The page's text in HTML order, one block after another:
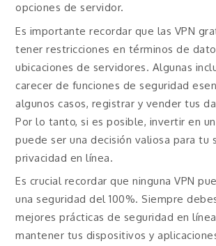
opciones de servidor.
Es importante recordar que las VPN
tener restricciones en términos de
ubicaciones de servidores. Algunas
carecer de funciones de seguridad
algunos casos, registrar y vender tus
Por lo tanto, si es posible, invertir en
puede ser una decisión valiosa para tu
privacidad en línea.
Es crucial recordar que ninguna VPN
una seguridad del 100%. Siempre
mejores prácticas de seguridad en
mantener tus dispositivos y